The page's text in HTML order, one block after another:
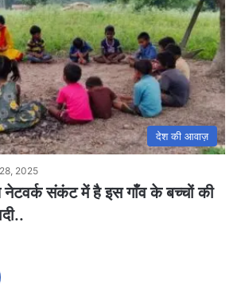
देश की आवाज़
2025
नेटवर्क संकंट में है इस गाँव के बच्चों की